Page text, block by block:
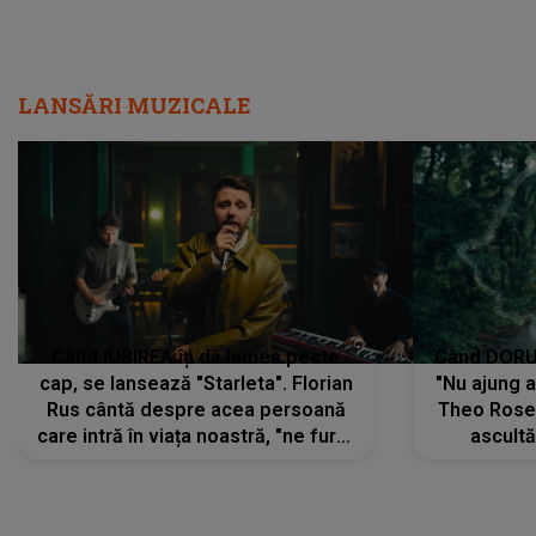
LANSĂRI MUZICALE
Când IUBIREA îți dă lumea peste
cap, se lansează "Starleta". Florian
Rus cântă despre acea persoană
care intră în viața noastră, "ne fură"
Când
"Nu ajung
Theo